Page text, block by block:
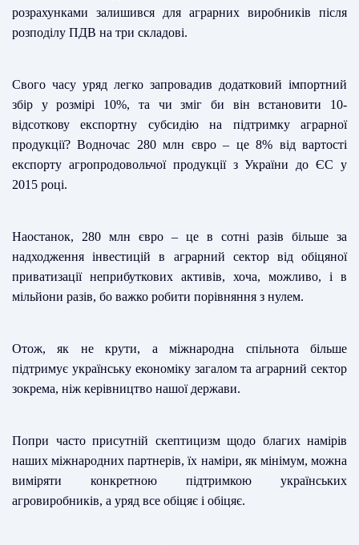
розрахунками залишився для аграрних виробників після
розподілу ПДВ на три складові.
Свого часу уряд легко запровадив додатковий імпортний
збір у розмірі 10%, та чи зміг би він встановити 10-
відсоткову експортну субсидію на підтримку аграрної
продукції? Водночас 280 млн євро – це 8% від вартості
експорту агропродовольчої продукції з України до ЄС у
2015 році.
Наостанок, 280 млн євро – це в сотні разів більше за
надходження інвестицій в аграрний сектор від обіцяної
приватизації неприбуткових активів, хоча, можливо, і в
мільйони разів, бо важко робити порівняння з нулем.
Отож, як не крути, а міжнародна спільнота більше
підтримує українську економіку загалом та аграрний сектор
зокрема, ніж керівництво нашої держави.
Попри часто присутній скептицизм щодо благих намірів
наших міжнародних партнерів, їх наміри, як мінімум, можна
виміряти конкретною підтримкою українських
агровиробників, а уряд все обіцяє і обіцяє.